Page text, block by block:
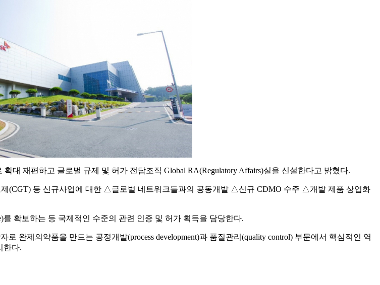
대 재편하고 글로벌 규제 및 허가 전담조직 Global RA(Regulatory Affairs)실을 신설한다고 밝혔다.
(CGT) 등 신규사업에 대한 △글로벌 네트워크들과의 공동개발 △신규 CDMO 수주 △개발 제품 상업화
를 확보하는 등 국제적인 수준의 관련 인증 및 허가 획득을 담당한다.
완제의약품을 만드는 공정개발(process development)과 품질관리(quality control) 부문에서 핵심적인 역
한다.